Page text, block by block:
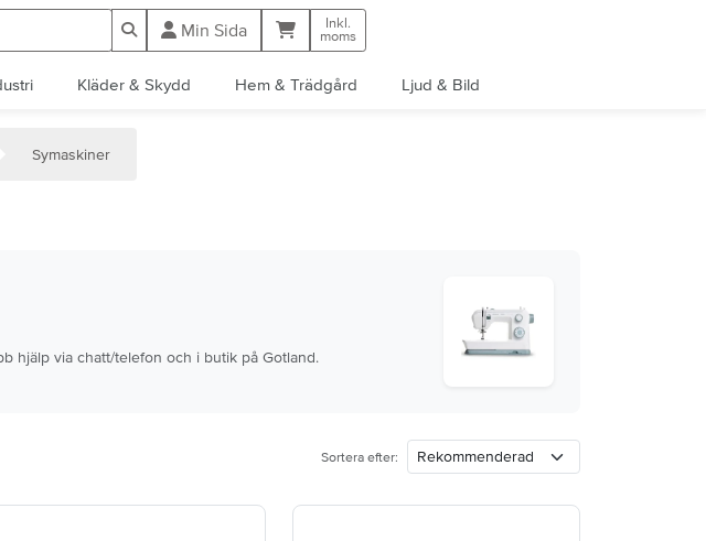
Min Sida Kundvagn
Inkl.
moms
Kläder & Skydd Hem & Trädgård Ljud & Bild
Symaskiner
hjälp via chatt/telefon och i butik på Gotland.
Sortera efter: